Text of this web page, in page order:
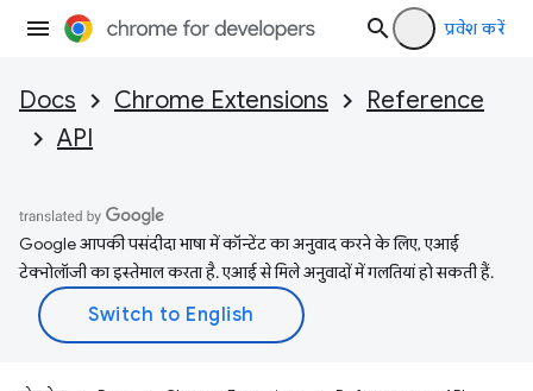
प्रवेश करें
Docs Chrome Extensions
Reference
API
Google आपकी पसंदीदा भाषा में कॉन्टेंट का अनुवाद करने के लिए, एआई
टेक्नोलॉजी का इस्तेमाल करता है. एआई से मिले अनुवादों में गलतियां हो सकती हैं.